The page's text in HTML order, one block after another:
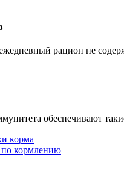
рацион не
обеспечивают
корма
кормлению